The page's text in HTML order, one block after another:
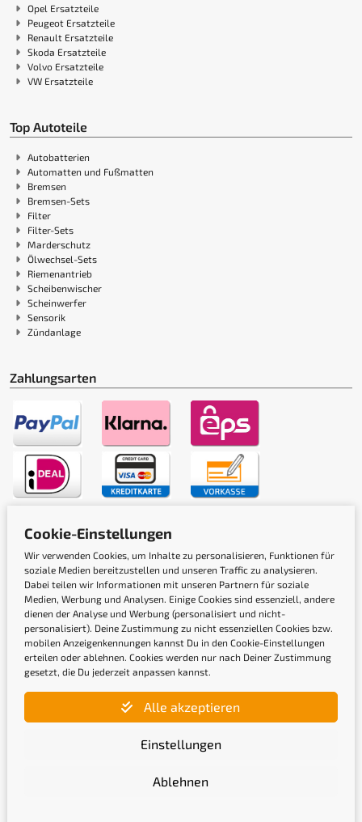
Opel Ersatzteile
Peugeot Ersatzteile
Renault Ersatzteile
Skoda Ersatzteile
Volvo Ersatzteile
VW Ersatzteile
Top Autoteile
Autobatterien
Automatten und Fußmatten
Bremsen
Bremsen-Sets
Filter
Filter-Sets
Marderschutz
Ölwechsel-Sets
Riemenantrieb
Scheibenwischer
Scheinwerfer
Sensorik
Zündanlage
Zahlungsarten
Versandarten
Gütesiegel
Cookie-Einstellungen
Wir verwenden Cookies, um Inhalte zu personalisieren, Funktionen für
soziale Medien bereitzustellen und unseren Traffic zu analysieren.
Dabei teilen wir Informationen mit unseren Partnern für soziale
Medien, Werbung und Analysen. Einige Cookies sind essenziell, andere
dienen der Analyse und Werbung (personalisiert und nicht-
personalisiert). Deine Zustimmung zu nicht essenziellen Cookies bzw.
mobilen Anzeigenkennungen kannst Du in den Cookie-Einstellungen
erteilen oder ablehnen. Cookies werden nur nach Deiner Zustimmung
gesetzt, die Du jederzeit anpassen kannst.
Alle akzeptieren
Einstellungen
Ablehnen